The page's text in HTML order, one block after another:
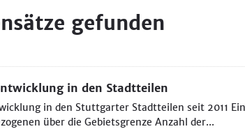
gefunden
in den Stadtteilen
in den Stuttgarter Stadtteilen seit 2011
über die Gebietsgrenze Anzahl der...